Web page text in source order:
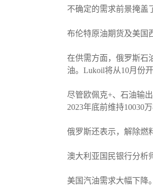
不确定的需求前景掩盖
布伦特原油期货及美国
在供需方面，俄罗斯石
油。Lukoil将从10月份
尽管欧佩克+、石油输
2023年底前维持10030
俄罗斯还表示，解除燃
澳大利亚国民银行分析
美国汽油需求大幅下降